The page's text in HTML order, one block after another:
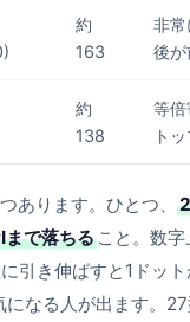
約
163
非
後が
約
138
等
ト
あります。ひとつ、
で落ちる こと。数
引き伸ばすと1ドッ
になる人が出ます。